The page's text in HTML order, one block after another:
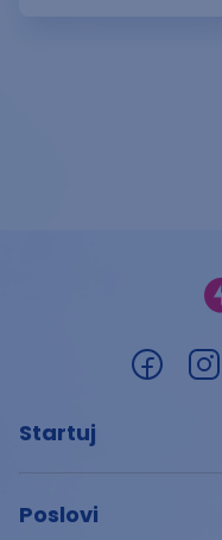
Startuj
Poslovi